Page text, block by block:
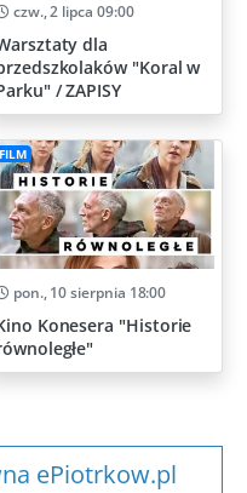
czw., 2 lipca 09:00
dla
"Koral w
/ ZAPISY
FILM
pon., 10 sierpnia 18:00
Konesera "Historie
ePiotrkow.pl